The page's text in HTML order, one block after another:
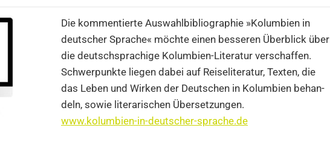
Die kom­men­tier­te Aus­wahl­bi­blio­gra­phie »Kolum­bi­en in
deut­scher Spra­che« möch­te einen bes­se­ren Über­blick über
die deutsch­spra­chi­ge Kolum­bi­en-Lite­ra­tur ver­schaf­fen.
Schwer­punk­te lie­gen dabei auf Rei­se­li­te­ra­tur, Tex­ten, die
das Leben und Wir­ken der Deut­schen in Kolum­bi­en behan­
deln, sowie lite­ra­ri­schen Über­set­zun­gen.
www.kolumbien-in-deutscher-sprache.de